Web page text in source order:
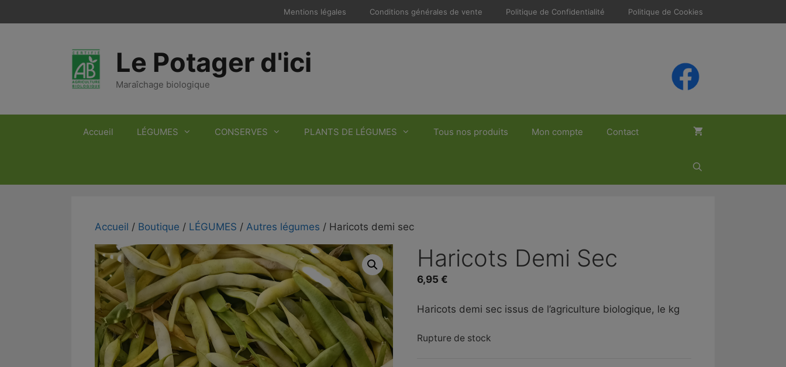
au
Mentions légales Conditions générales de vente Politique de Confidentialité Politique de Cookies
Le Potager d'ici
Maraîchage biologique
Accueil LÉGUMES CONSERVES PLANTS DE LÉGUMES Tous nos produits Mon compte Contact
Accueil / Boutique / LÉGUMES / Autres légumes / Haricots demi sec
Haricots Demi Sec
6,95 €
Haricots demi sec issus de l’agriculture biologique, le kg
Rupture de stock